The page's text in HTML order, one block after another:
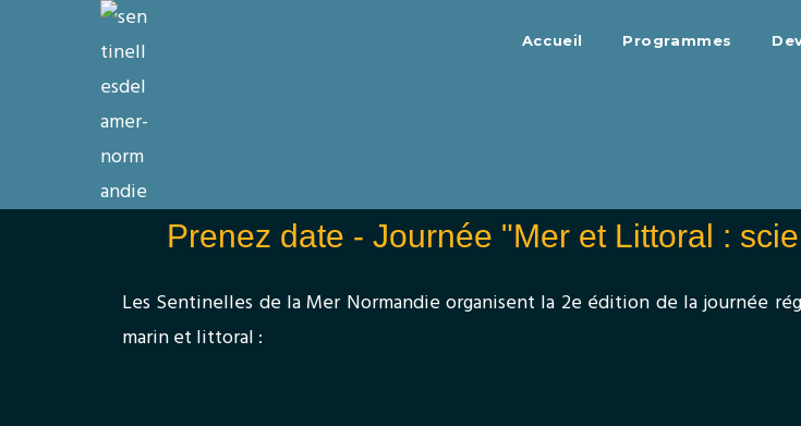
Accueil Programmes
Prenez date - Journée "Mer et Littoral :
Les Sentinelles de la Mer Normandie organisent la 2e édition de la journée
marin et littoral :